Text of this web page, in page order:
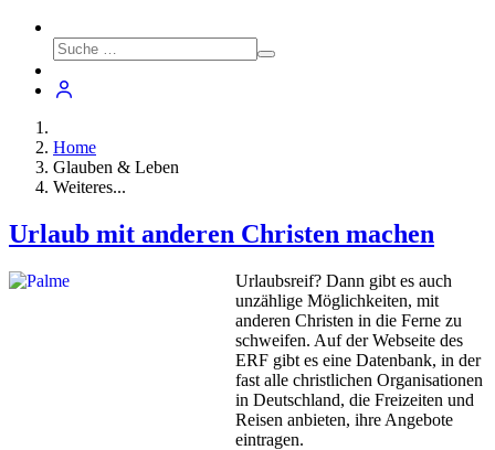
Home
Glauben & Leben
Weiteres...
Urlaub mit anderen Christen machen
Urlaubsreif? Dann gibt es auch
unzählige Möglichkeiten, mit
anderen Christen in die Ferne zu
schweifen. Auf der Webseite des
ERF gibt es eine Datenbank, in der
fast alle christlichen Organisationen
in Deutschland, die Freizeiten und
Reisen anbieten, ihre Angebote
eintragen.